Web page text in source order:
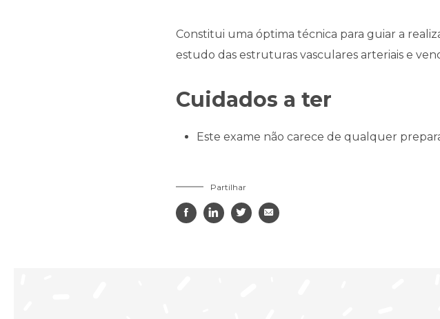
Constitui uma óptima técnica para guiar a
estudo das estruturas vasculares arteriais e
Cuidados a ter
Este exame não carece de qualquer
Partilhar
   